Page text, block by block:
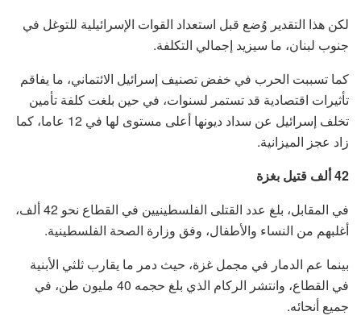
لكن هذا التقدير وُضع قبل استعداد القوات الإسرائيلية للتوغل في
جنوب لبنان، ما سيزيد إجمالي التكلفة.
كما تسببت الحرب في خفض تصنيف إسرائيل الائتماني، ما يفاقم
تأثيرات اقتصادية قد تستمر لسنوات، في حين بلغت كلفة تأمين
تخلف إسرائيل عن سداد ديونها أعلى مستوى لها في 12 عاما، كما
زاد عجز الميزانية.
42 ألف قتيل بغزة
في المقابل، بلغ عدد القتلى الفلسطينيين في القطاع نحو 42 ألف،
أغلبهم من النساء والأطفال، وفق وزارة الصحة الفلسطينية.
بينما عم الدمار في مجمل غزة، حيث دمر ما يقارب ثلثي الأبنية
في القطاع، وانتشر الركام الذي بلغ حجمه 40 مليون طن، في
جميع أنحائه.